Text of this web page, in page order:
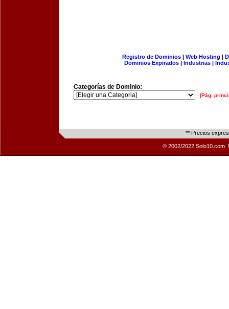
Registro de Dominios| Web Hosting |
Dominios Expirados | Industrias |
Categorías de Dominio:
[Pág.
** Precios
© 2002/2022 Solo10.com